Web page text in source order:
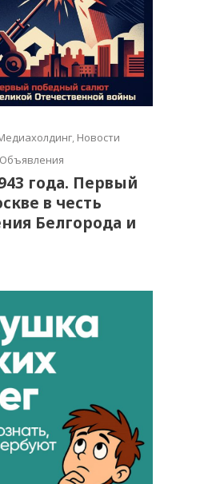
, Новости
Объявления
года. Первый
в честь
Белгорода и